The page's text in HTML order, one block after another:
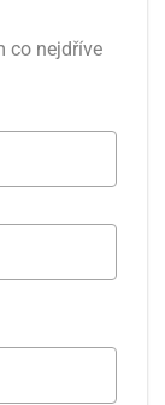
co nejdříve